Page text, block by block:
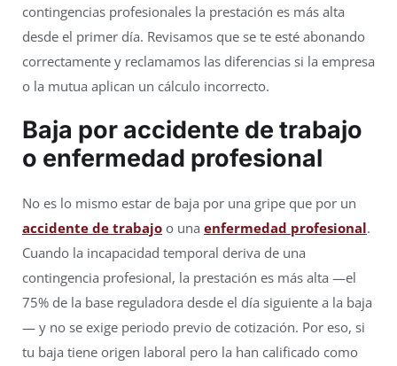
contingencias profesionales la prestación es más alta
desde el primer día. Revisamos que se te esté abonando
correctamente y reclamamos las diferencias si la empresa
o la mutua aplican un cálculo incorrecto.
Baja por accidente de trabajo
o enfermedad profesional
No es lo mismo estar de baja por una gripe que por un
accidente de trabajo o una enfermedad profesional.
Cuando la incapacidad temporal deriva de una
contingencia profesional, la prestación es más alta —el
75% de la base reguladora desde el día siguiente a la baja
— y no se exige periodo previo de cotización. Por eso, si
tu baja tiene origen laboral pero la han calificado como